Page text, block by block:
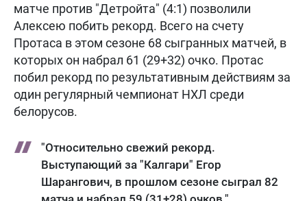
матче против "Детройта" (4:1) позволили
Алексею побить рекорд. Всего на счету
Протаса в этом сезоне 68 сыгранных матчей, в
которых он набрал 61 (29+32) очко. Протас
побил рекорд по результативным действиям за
один регулярный чемпионат НХЛ среди
белорусов.
"Относительно свежий рекорд.
Выступающий за "Калгари" Егор
Шарангович, в прошлом сезоне сыграл 82